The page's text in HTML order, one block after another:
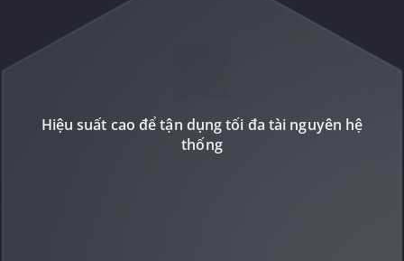
Hiệu suất cao để tận dụng tối đa tài nguyên hệ
thống